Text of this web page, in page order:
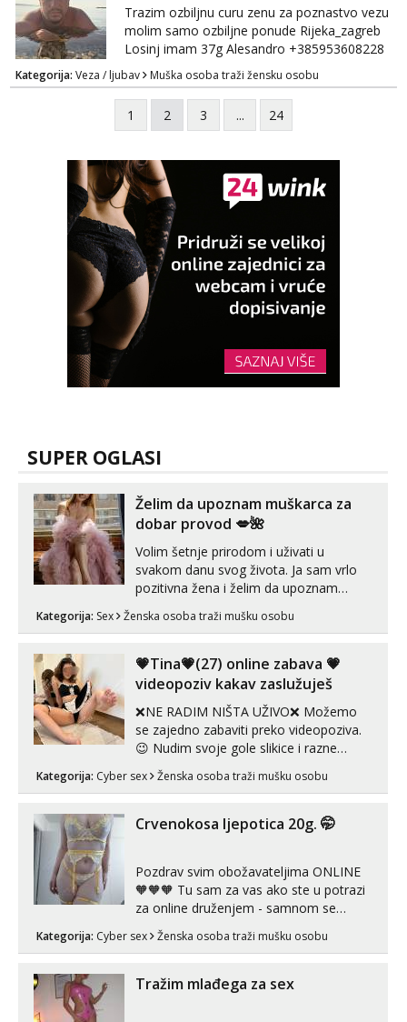
Trazim ozbiljnu curu zenu za poznastvo vezu
molim samo ozbiljne ponude Rijeka_zagreb
Losinj imam 37g Alesandro +385953608228
Kategorija: Veza / ljubav Muška osoba traži žensku osobu
1 2 3 ... 24
SUPER OGLASI
Želim da upoznam muškarca za
dobar provod 💋🌺
Volim šetnje prirodom i uživati u
svakom danu svog života. Ja sam vrlo
pozitivna žena i želim da upoznam
može i nešto više.💋🌺 Klikni na link
Kategorija: Sex Ženska osoba traži mušku osobu
💗Tina💗(27) online zabava 💗
videopoziv kakav zaslužuješ
❌NE RADIM NIŠTA UŽIVO❌ Možemo
se zajedno zabaviti preko videopoziva.
😉 Nudim svoje gole slikice i razne
videouradke. 🤩 Za online zabavu pošalji
poruku na Whatsapp, Telegram ili Viber.
autentičnosti možeš me vidjeti na
videopozivu. 😉 S vama sam vec 5 ...
Kategorija: Cyber sex Ženska osoba traži mušku osobu
Crvenokosa ljepotica 20g. 🤭
Pozdrav svim obožavateljima ONLINE
🧡🧡🧡 Tu sam za vas ako ste u potrazi
za online druženjem - samnom se
možete zabaviti preko videopoziva, ili
ako vam nisam dovoljna radim i u paru i
😉 Radim i vruća tipkanja uz slike i hot
line pozive. Za vas sam pripremila ...
Kategorija: Cyber sex Ženska osoba traži mušku osobu
Tražim mlađega za sex